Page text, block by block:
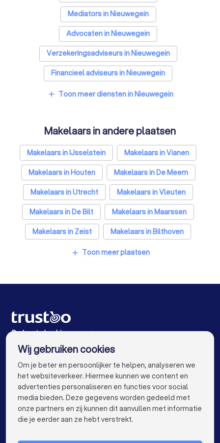
Mediators in Nieuwegein
Advocaten in Nieuwegein
Verzekeringsadviseurs in Nieuwegein
Financieel adviseurs in Nieuwegein
Coaches in Nieuwegein
Rijscholen in Nieuwegein
Psychologen in Nieuwegein
Belastingadviseurs in Nieuwegein
Hypotheekadviseurs in Nieuwegein
Personal trainers in Nieuwegein
Diëtisten in Nieuwegein
add Toon meer diensten in Nieuwegein
Makelaars in andere plaatsen
Makelaars in IJsselstein
Makelaars in Vianen
Makelaars in Houten
Makelaars in De Meern
Makelaars in Utrecht
Makelaars in Vleuten
Makelaars in De Bilt
Makelaars in Maarssen
Makelaars in Zeist
Makelaars in Bilthoven
Makelaars in Amsterdam
Makelaars in Rotterdam
Makelaars in Almere
Makelaars in Nijmegen
Makelaars in Enschede
Makelaars in Haarlem
Makelaars in Amersfoort
Makelaars in Apeldoorn
Makelaars in Den Bosch
Makelaars in Maastricht
Makelaars in Leiden
Makelaars in Dordrecht
add Toon meer plaatsen
De beste bedrijven voor jou
VOOR PARTICULIEREN keyboard_arrow_down
Wij gebruiken cookies
Om je beter en persoonlijker te helpen, analyseren we
het websiteverkeer. Hiermee kunnen we content en
advertenties personaliseren en functies voor social
media bieden. Deze gegevens worden gedeeld met
onze partners en zij kunnen dit aanvullen met informatie
die je eerder aan ze hebt verstrekt.